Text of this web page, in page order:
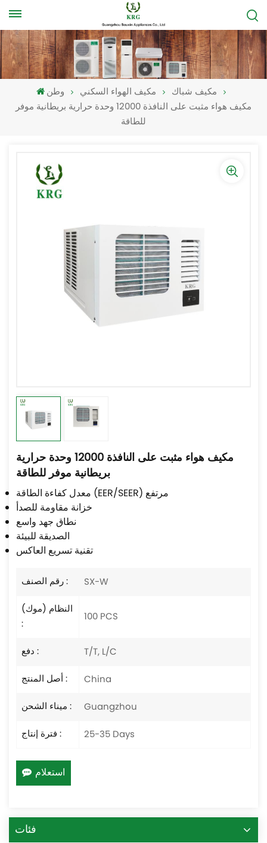
وطن مكيف الهواء السكني
مكيف شباك
مكيف هواء مثبت على النافذة 12000 وحدة حرارية بريطانية موفر
للطاقة
مكيف هواء مثبت على النافذة 12000 وحدة حرارية
بريطانية موفر للطاقة
معدل كفاءة الطاقة (EER/SEER) مرتفع
خزانة مقاومة للصدأ
نطاق جهد واسع
الصديقة للبيئة
تقنية تسريع العاكس
رقم الصنف :
SX-W
النظام (موك)
:
100 PCS
دفع :
T/T, L/C
أصل المنتج :
China
ميناء الشحن :
Guangzhou
فترة إنتاج :
25-35 Days
استعلام
فئات